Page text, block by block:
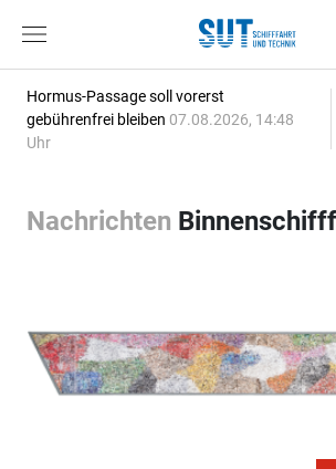
Hormus-Passage soll vorerst
gebührenfrei bleiben 07.08.2026, 14:48
Uhr
Nachrichten